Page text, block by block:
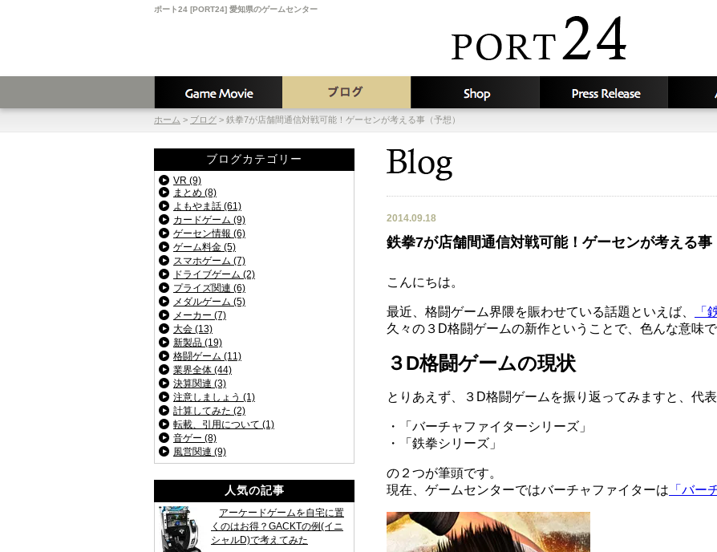
ポート24 [PORT24] 愛知県のゲームセンター
ホーム > ブログ > 鉄拳7が店舗間通信対戦可能！ゲーセンが考える事（予想）
2014.09.18
鉄拳7が店舗間通信対戦可能！ゲーセンが考える事
こんにちは。
最近、格闘ゲーム界隈を賑わせている話題といえば、 「
久々の３D格闘ゲームの新作ということで、色んな意味
３D格闘ゲームの現状
とりあえず、３D格闘ゲームを振り返ってみますと、代
・「バーチャファイターシリーズ」
・「鉄拳シリーズ」
の２つが筆頭です。
現在、ゲームセンターではバーチャファイターは 「バー
ブログカテゴリー
VR (9)
まとめ (8)
よもやま話 (61)
カードゲーム (9)
ゲーセン情報 (6)
ゲーム料金 (5)
スマホゲーム (7)
ドライブゲーム (2)
プライズ関連 (6)
メダルゲーム (5)
メーカー (7)
大会 (13)
新製品 (19)
格闘ゲーム (11)
業界全体 (44)
決算関連 (3)
注意しましょう (1)
計算してみた (2)
転載、引用について (1)
音ゲー (8)
風営関連 (9)
人気の記事
アーケードゲームを自宅に置
くのはお得？GACKTの例(イニ
シャルD)で考えてみた